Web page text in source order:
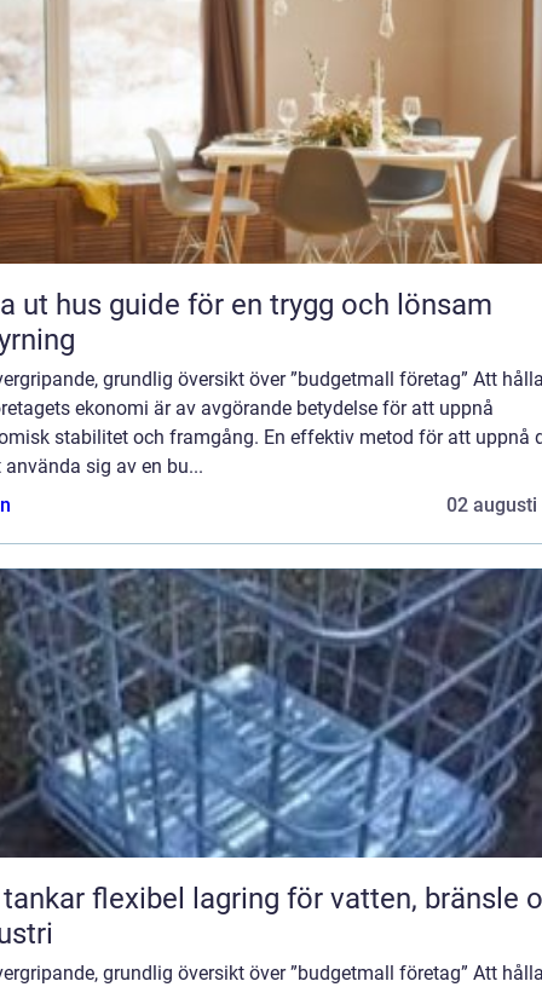
för en trygg och lönsam
grundlig översikt över ”budgetmall företag” Att
ekonomi är av avgörande betydelse för att uppnå
stabilitet och framgång. En effektiv metod för att uppnå
använda sig av en bu...
02 augusti
för vatten, bränsle och
grundlig översikt över ”budgetmall företag” Att